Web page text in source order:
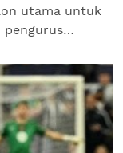
utama untuk
pengurus